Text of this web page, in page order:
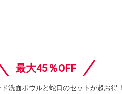
最大45％OFF
ド洗面ボウルと蛇口のセットが超お得！